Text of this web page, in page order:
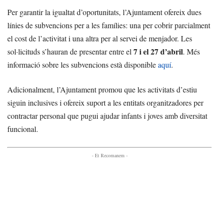
Per garantir la igualtat d’oportunitats, l’Ajuntament ofereix dues
línies de subvencions per a les famílies: una per cobrir parcialment
el cost de l’activitat i una altra per al servei de menjador. Les
sol·licituds s’hauran de presentar entre el 7 i el 27 d’abril. Més
informació sobre les subvencions està disponibleaquí.
Adicionalment, l’Ajuntament promou que les activitats d’estiu
siguin inclusives i ofereix suport a les entitats organitzadores per
contractar personal que pugui ajudar infants i joves amb diversitat
funcional.
- Et Recomanem -